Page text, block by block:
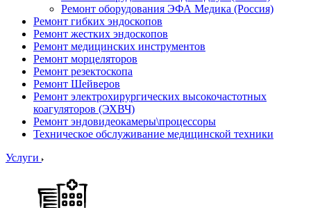
Ремонт оборудования ЭФА Медика (Россия)
Ремонт гибких эндоскопов
Ремонт жестких эндоскопов
Ремонт медицинских инструментов
Ремонт морцеляторов
Ремонт резектоскопа
Ремонт Шейверов
Ремонт электрохирургических высокочастотных
коагуляторов (ЭХВЧ)
Ремонт эндовидеокамеры\процессоры
Техническое обслуживание медицинской техники
Услуги